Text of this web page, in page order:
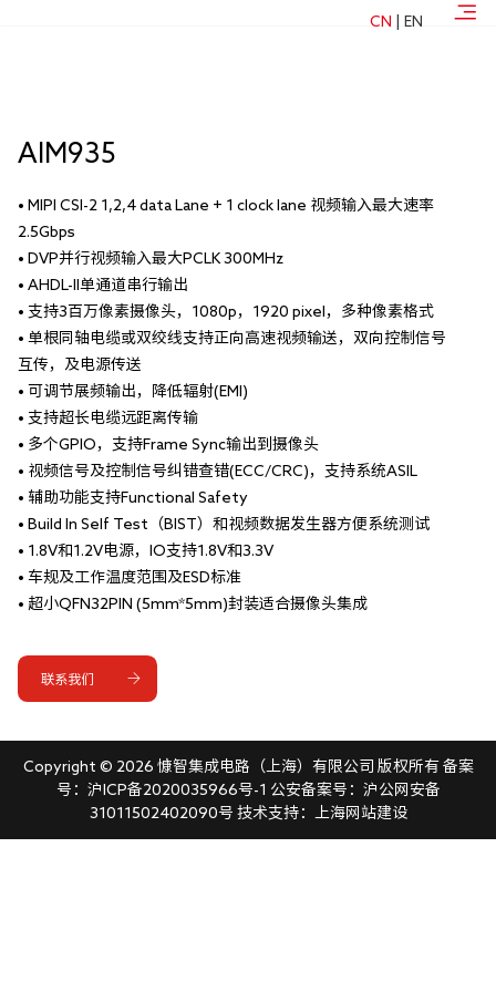
CN |EN
AIM935
• MIPI CSI-2 1,2,4 data Lane + 1 clock lane 视频输入最大速率
2.5Gbps
• DVP并行视频输入最大PCLK 300MHz
• AHDL-II单通道串行输出
• 支持3百万像素摄像头，1080p，1920 pixel，多种像素格式
• 单根同轴电缆或双绞线支持正向高速视频输送，双向控制信号
互传，及电源传送
• 可调节展频输出，降低辐射(EMI)
• 支持超长电缆远距离传输
• 多个GPIO，支持Frame Sync输出到摄像头
• 视频信号及控制信号纠错查错(ECC/CRC)，支持系统ASIL
• 辅助功能支持Functional Safety
• Build In Self Test（BIST）和视频数据发生器方便系统测试
• 1.8V和1.2V电源，IO支持1.8V和3.3V
• 车规及工作温度范围及ESD标准
• 超小QFN32PIN (5mm*5mm)封装适合摄像头集成
联系我们
Copyright © 2026 慷智集成电路（上海）有限公司 版权所有 备案
号： 沪ICP备2020035966号-1 公安备案号： 沪公网安备
31011502402090号 技术支持： 上海网站建设